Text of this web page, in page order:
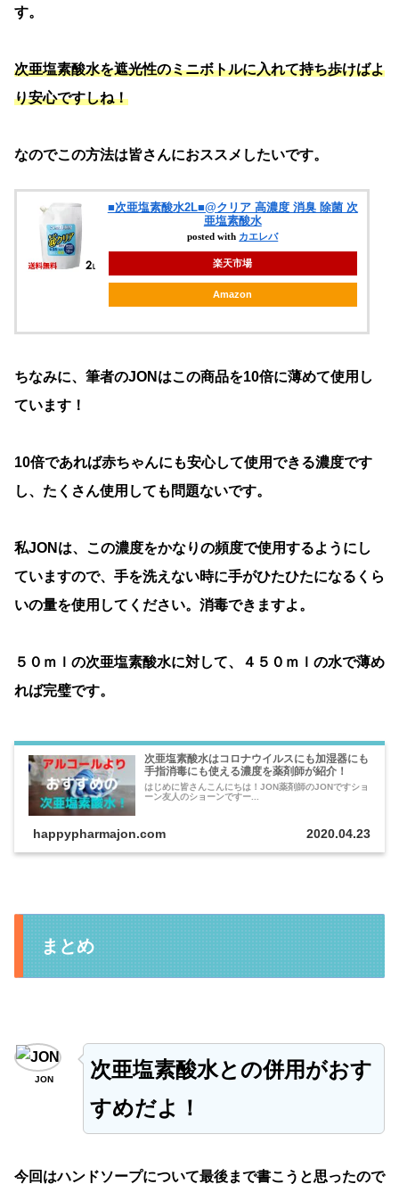
す。
次亜塩素酸水を遮光性のミニボトルに入れて持ち歩けばよ
り安心ですしね！
なのでこの方法は皆さんにおススメしたいです。
■次亜塩素酸水2L■@クリア 高濃度 消臭 除菌 次
亜塩素酸水
posted with カエレバ
楽天市場
Amazon
ちなみに、筆者のJONはこの商品を10倍に薄めて使用し
ています！
10倍であれば赤ちゃんにも安心して使用できる濃度です
し、たくさん使用しても問題ないです。
私JONは、この濃度をかなりの頻度で使用するようにし
ていますので、手を洗えない時に手がひたひたになるくら
いの量を使用してください。消毒できますよ。
５０ｍｌの次亜塩素酸水に対して、４５０ｍｌの水で薄め
れば完璧です。
次亜塩素酸水はコロナウイルスにも加湿器にも
手指消毒にも使える濃度を薬剤師が紹介！
はじめに皆さんこんにちは！JON薬剤師のJONですショ
ーン友人のショーンですー...
happypharmajon.com 2020.04.23
まとめ
JON
次亜塩素酸水との併用がおす
すめだよ！
今回はハンドソープについて最後まで書こうと思ったので